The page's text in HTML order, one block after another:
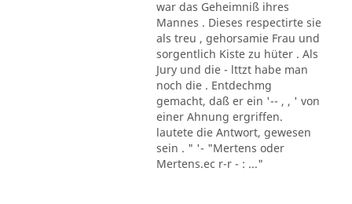
war das Geheimniß ihres
Mannes . Dieses respectirte sie
als treu , gehorsamie Frau und
sorgentlich Kiste zu hüter . Als
Jury und die - lttzt habe man
noch die . Entdechmg
gemacht, daß er ein '-- , , ' von
einer Ahnung ergriffen.
lautete die Antwort, gewesen
sein . " '- "Mertens oder
Mertens.ec r-r - : ..."